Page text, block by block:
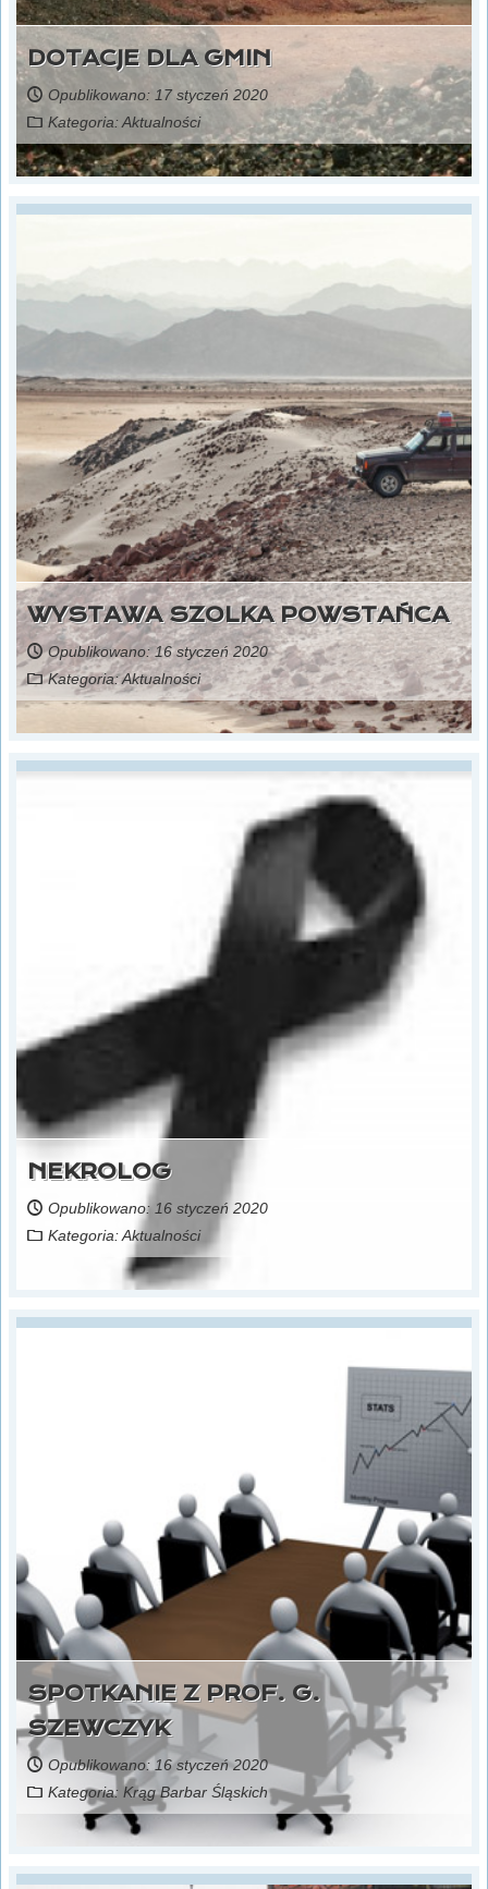
DOTACJE DLA GMIN
Opublikowano: 17 styczeń 2020
Kategoria:Aktualności
WYSTAWA SZOLKA POWSTAŃCA
Opublikowano: 16 styczeń 2020
Kategoria:Aktualności
NEKROLOG
Opublikowano: 16 styczeń 2020
Kategoria:Aktualności
SPOTKANIE Z PROF. G.
SZEWCZYK
Opublikowano: 16 styczeń 2020
Kategoria: Krąg Barbar Śląskich